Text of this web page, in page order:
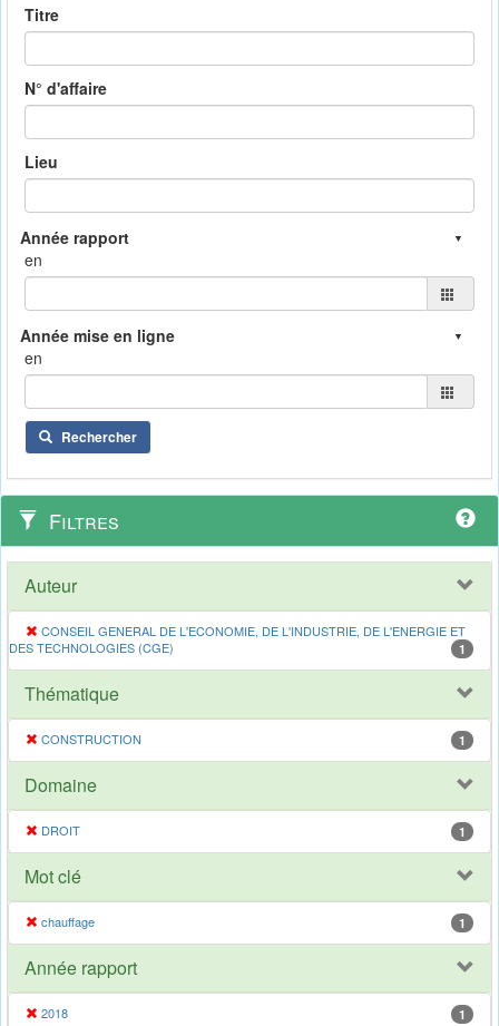
Titre
N° d'affaire
Lieu
en
en
Rechercher
Filtres
Auteur
CONSEIL GENERAL DE L'ECONOMIE, DE L'INDUSTRIE, DE L'ENERGIE ET
DES TECHNOLOGIES (CGE)
1
Thématique
CONSTRUCTION 1
Domaine
DROIT 1
Mot clé
chauffage 1
Année rapport
2018 1